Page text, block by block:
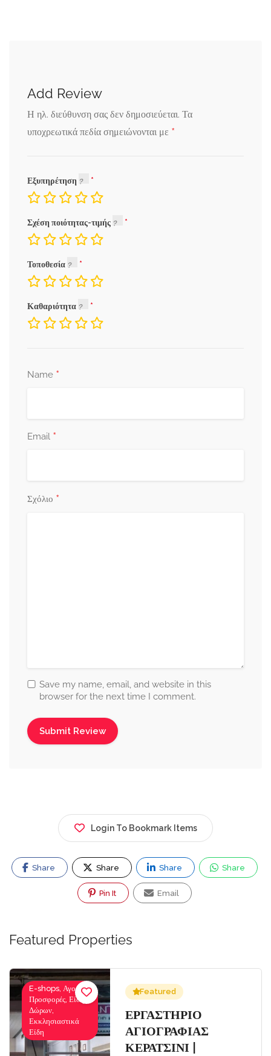
Add Review
Η ηλ. διεύθυνση σας δεν δημοσιεύεται. Τα
υποχρεωτικά πεδία σημειώνονται με *
Εξυπηρέτηση
Σχέση ποιότητας-τιμής
Τοποθεσία
Καθαριότητα
Name *
Email *
Σχόλιο *
Save my name, email, and website in this
browser for the next time I comment.
Login To Bookmark Items
Share Share Share Share
Pin It Email
Featured Properties
E-shops, Αγορές-
Προσφορές, Είδη
Δώρων,
Εκκλησιαστικά
Είδη
Featured
ΕΡΓΑΣΤΗΡΙΟ
ΑΓΙΟΓΡΑΦΙΑΣ
ΚΕΡΑΤΣΙΝΙ |